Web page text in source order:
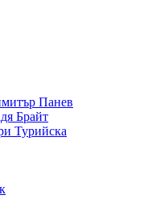
Панев
Брайт
Турийска